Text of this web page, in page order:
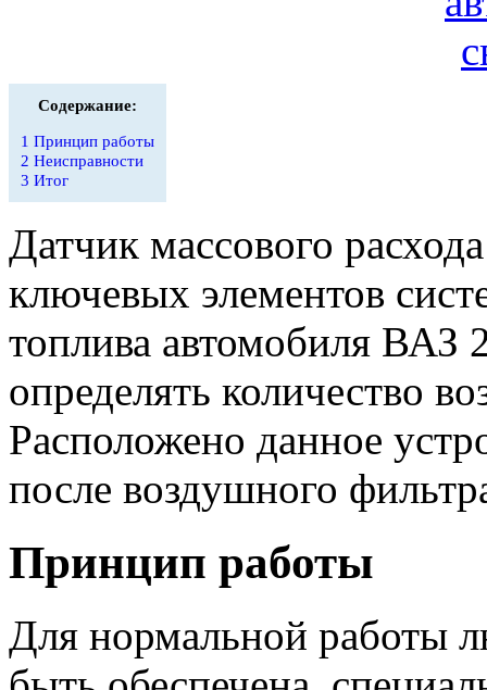
Содержание:
1 Принцип работы
2 Неисправности
3 Итог
Датчик массового
ключевых элементов
топлива автомобиля ВАЗ
определять количество
Расположено данное
после воздушного
Принцип работы
Для нормальной работы